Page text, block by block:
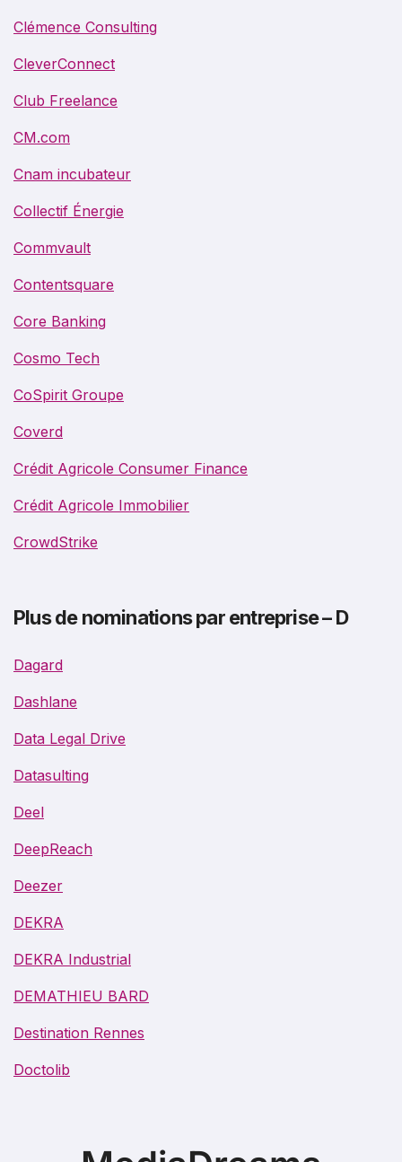
Clémence Consulting
CleverConnect
Club Freelance
CM.com
Cnam incubateur
Collectif Énergie
Commvault
Contentsquare
Core Banking
Cosmo Tech
CoSpirit Groupe
Coverd
Crédit Agricole Consumer Finance
Crédit Agricole Immobilier
CrowdStrike
Plus de nominations par entreprise – D
Dagard
Dashlane
Data Legal Drive
Datasulting
Deel
DeepReach
Deezer
DEKRA
DEKRA Industrial
DEMATHIEU BARD
Destination Rennes
Doctolib